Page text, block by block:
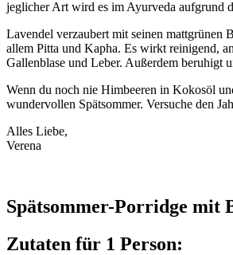
jeglicher Art wird es im Ayurveda aufgrund
Lavendel verzaubert mit seinen mattgrünen
allem Pitta und Kapha. Es wirkt reinigend,
Gallenblase und Leber. Außerdem beruhigt
Wenn du noch nie Himbeeren in Kokosöl
wundervollen Spätsommer. Versuche den
Alles Liebe,
Verena
Spätsommer-Porridge mit
Zutaten für 1 Person: